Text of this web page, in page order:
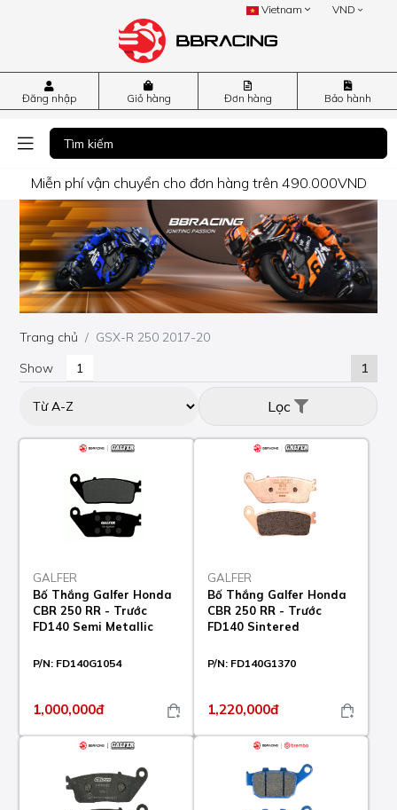
Vietnam VND
Đăng nhập Giỏ hàng Đơn hàng Bảo hành
Miễn phí vận chuyển cho đơn hàng trên 490.000VND
Trang chủ
GSX-R 250 2017-20
Show
1
Lọc
GALFER
Bố Thắng Galfer Honda
CBR 250 RR - Trước
FD140 Semi Metallic
P/N: FD140G1054
1,000,000đ
GALFER
Bố Thắng Galfer Honda
CBR 250 RR - Trước
FD140 Sintered
P/N: FD140G1370
1,220,000đ